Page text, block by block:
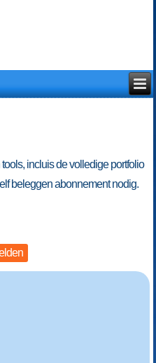
incluis de volledige portfolio
beleggen abonnement nodig.